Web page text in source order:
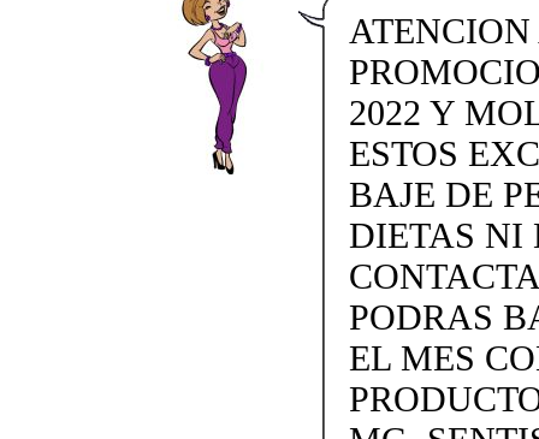
2022 Y
ESTOS
BAJE DE
DIETAS NI
PODRAS
EL MES